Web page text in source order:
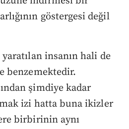
göstergesi değil
insanın hali de
benzemektedir.
şimdiye kadar
izi hatta buna ikizler
birbirinin aynı